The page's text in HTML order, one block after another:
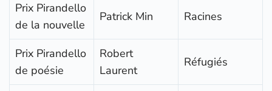
Prix Pirandello
de la nouvelle
Patrick Min Racines
Prix Pirandello
de poésie
Robert
Laurent
Réfugiés